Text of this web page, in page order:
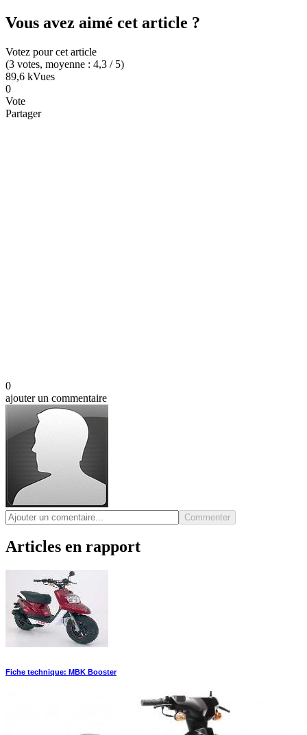
Vous avez aimé cet article ?
Votez pour cet article
(3 votes, moyenne : 4,3 / 5)
89,6 kVues
0
Vote
Partager
0
ajouter un commentaire
Commenter
Articles en rapport
Fiche technique: MBK Booster